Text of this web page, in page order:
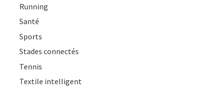
Running
Santé
Sports
Stades connectés
Tennis
Textile intelligent